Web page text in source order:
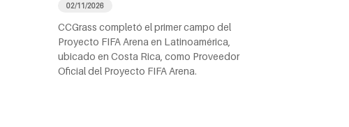
02/11/2026
CCGrass completó el primer campo del
Proyecto FIFA Arena en Latinoamérica,
ubicado en Costa Rica, como Proveedor
Oficial del Proyecto FIFA Arena.